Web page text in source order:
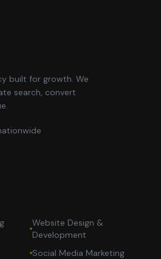
built for growth. We
search, convert
Website Design &
Development
Social Media Marketing